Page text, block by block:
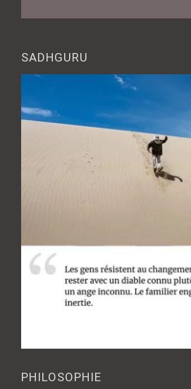
SADHGURU
PHILOSOPHIE